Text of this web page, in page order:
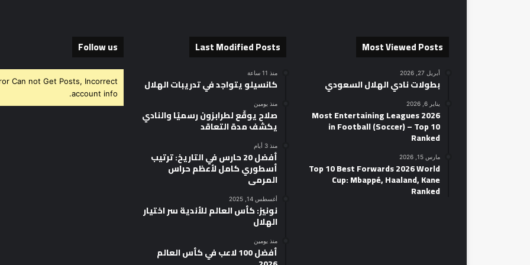
Most Viewed Posts
أبريل 27, 2026
بطولات نادي الهلال السعودي
يناير 6, 2026
2026 Most Entertaining Leagues
in Football (Soccer) – Top 10
Ranked
مارس 15, 2026
Top 10 Best Forwards 2026 World
Cup: Mbappé, Haaland, Kane
Ranked
Last Modified Posts
منذ 11 ساعة
كانسيلو يتواجد في تدريبات الهلال
منذ يومين
صلاح يوقّع لطرابزون رسميًا والنادي
يكشف مدة التعاقد
منذ 3 أيام
أفضل 20 حارس في التاريخ: ترتيب
أسطوري كامل لأعظم حراس
المرمى
أغسطس 14, 2025
نونيز: كأس العالم للأندية سر اختيار
الهلال
منذ يومين
أفضل 100 لاعب في كأس العالم
Follow us
Can not Get Posts, Incorrect
account info.